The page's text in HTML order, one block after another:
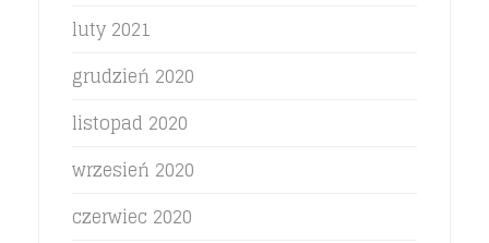
luty 2021
grudzień 2020
listopad 2020
wrzesień 2020
czerwiec 2020